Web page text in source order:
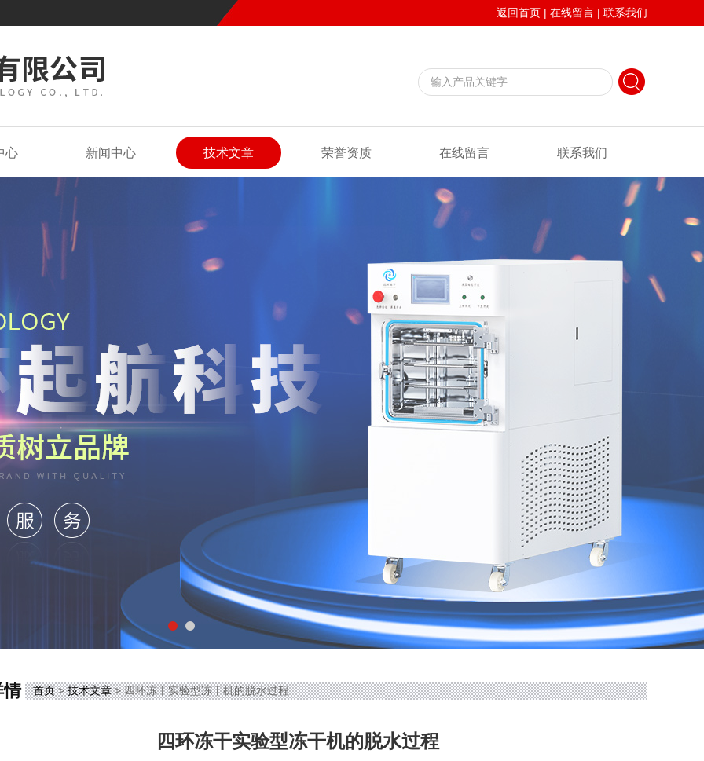
返回首页 | 在线留言 | 联系我们
心 新闻中心 技术文章 荣誉资质 在线留言 联系我们
情 首页>技术文章> 四环冻干实验型冻干机的脱水过程
四环冻干实验型冻干机的脱水过程